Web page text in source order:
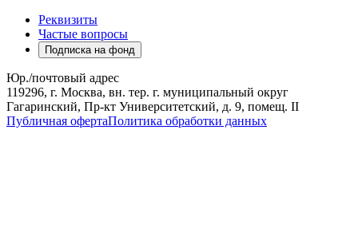
Реквизиты
Частые вопросы
Подписка на фонд
Юр./почтовый адрес
119296, г. Москва, вн. тер. г. муниципальный округ
Гагаринский, Пр-кт Университетский, д. 9, помещ. II
Публичная офертаПолитика обработки данных